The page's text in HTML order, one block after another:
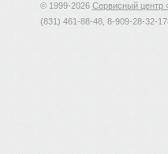
© 1999-2026 Сервисный центр
(831) 461-88-48, 8-909-28-32-